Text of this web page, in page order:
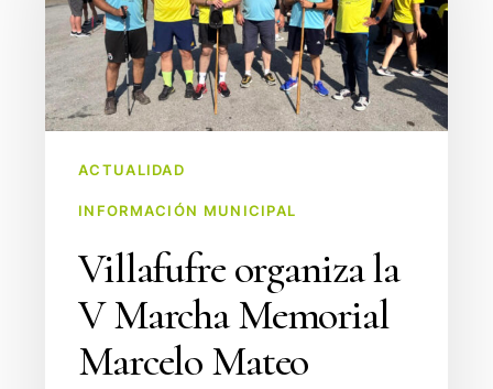
V
Marcha
Memorial
Marcelo
Mateo
ACTUALIDAD
INFORMACIÓN MUNICIPAL
Villafufre organiza la
V Marcha Memorial
Marcelo Mateo